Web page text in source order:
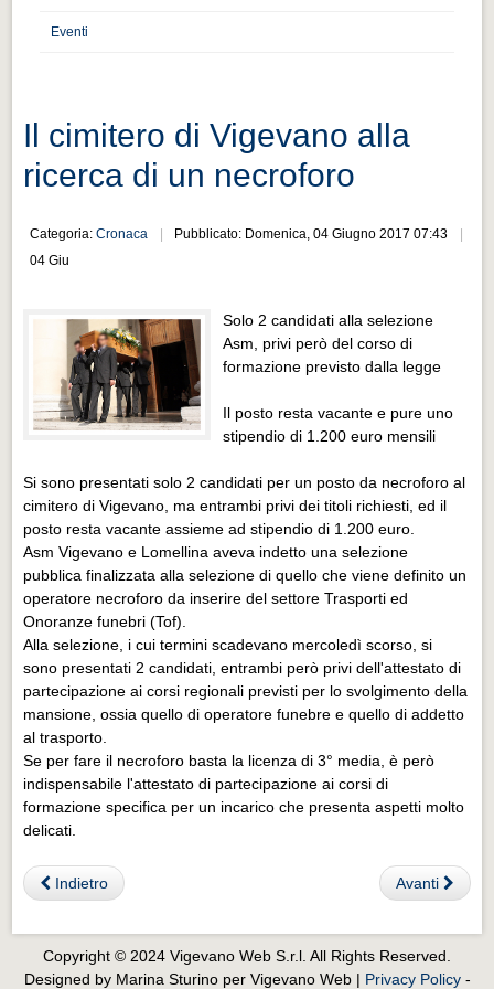
Cultura e turismo 4.0
Cultura e turismo 4.0
PROGETTI
Progetti Aperti
Progetti Realizzati
Progetti Realizzati
EVENTI
Eventi Vigevano
Eventi Vigevano
Eventi Pavia
Eventi Pavia
Eventi
Il cimitero di Vigevano alla
ricerca di un necroforo
Categoria:Cronaca
Pubblicato: Domenica, 04 Giugno 2017 07:43
04 Giu
Solo 2 candidati alla selezione
Asm, privi però del corso di
formazione previsto dalla legge
Il posto resta vacante e pure uno
stipendio di 1.200 euro mensili
Si sono presentati solo 2 candidati per un posto da necroforo al
cimitero di Vigevano, ma entrambi privi dei titoli richiesti, ed il
posto resta vacante assieme ad stipendio di 1.200 euro.
Asm Vigevano e Lomellina aveva indetto una selezione
pubblica finalizzata alla selezione di quello che viene definito un
operatore necroforo da inserire del settore Trasporti ed
Onoranze funebri (Tof).
Alla selezione, i cui termini scadevano mercoledì scorso, si
sono presentati 2 candidati, entrambi però privi dell'attestato di
partecipazione ai corsi regionali previsti per lo svolgimento della
mansione, ossia quello di operatore funebre e quello di addetto
al trasporto.
Se per fare il necroforo basta la licenza di 3° media, è però
indispensabile l'attestato di partecipazione ai corsi di
formazione specifica per un incarico che presenta aspetti molto
delicati.
Indietro Avanti
Copyright © 2024 Vigevano Web S.r.l. All Rights Reserved.
Designed by Marina Sturino per Vigevano Web | Privacy Policy-